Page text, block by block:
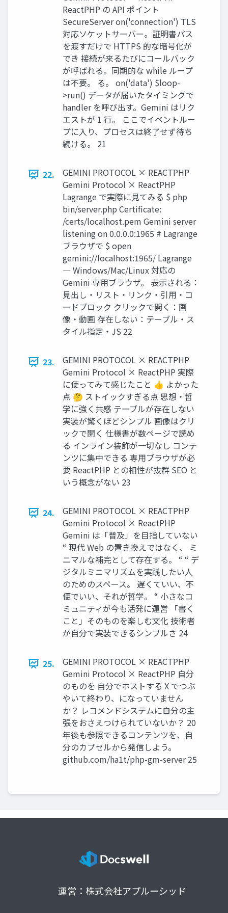
ReactPHP の API ポイント
SecureServer on('connection') TLS
対応ソケットサーバー。証明書パス
を渡すだけで HTTPS 的な暗号化が
でき 接続が来るたびにコールバック
が呼ばれる。同期的な while ループ
は不要。 る。 on('data') $loop-
>run() データが届いたタイミングで
handler を呼び出す。Gemini はリク
エストが 1 行。 ここでイベントルー
プに入り、プロセスは終了せず待ち
続ける。 21
22.
GEMINI PROTOCOL × REACTPHP
Gemini Protocol × ReactPHP
Lagrange で実際に見てみる $ php
bin/server.php Certificate:
/certs/localhost.pem Gemini server
listening on 0.0.0.0:1965 # Lagrange
ブラウザで $ open
gemini://localhost:1965/ Lagrange
― Windows/Mac/Linux 対応の
Gemini 専用ブラウザ。 表示される：
見出し・リスト・リンク・引用・コ
ードブロック クリックで開く：画
像・動画 存在しない：テーブル・ス
タイル指定・JS 22
23.
GEMINI PROTOCOL × REACTPHP
Gemini Protocol × ReactPHP 実際
に使ってみて感じたこと 👍 よかった
点 🤔 ストイックすぎる点 思想・哲
学に強く共感 テーブルが存在しない
実装が驚くほどシンプル 画像はクリ
ックで開く 仕様書が数ページで読め
る インライン装飾が一切なし コンテ
ンツに集中できる 専用ブラウザが必
要 ReactPHP との相性が抜群 SEO と
いう概念がない 23
24.
GEMINI PROTOCOL × REACTPHP
Gemini Protocol × ReactPHP
Gemini は「普及」を目指していない
“ 現代 Web の置き換えではなく、 ミ
ニマルな補完として存在する。 “ “ デ
ジタルミニマリズムを実践したい人
のためのスペース。 遅くていい、不
便でいい、それが哲学。 “ 小さなコ
ミュニティが今も活発に運営 「書く
こと」そのものを楽しむ文化 技術者
が自分で実装できるシンプルさ 24
25.
GEMINI PROTOCOL × REACTPHP
Gemini Protocol × ReactPHP 自分
のものを 自分でホストする X でつぶ
やいて終わり、になっていません
か？ レコメンドシステムに自分の主
張をおさえつけられていないか？ 20
年後も参照できるコンテンツを、自
分のカプセルから発信しよう。
github.com/ha1t/php-gm-server 25
運営：株式会社アプルーシッド